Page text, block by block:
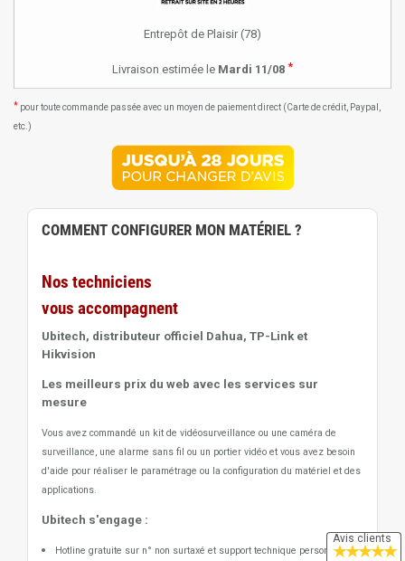
Entrepôt de Plaisir (78)
Livraison estimée le Mardi 11/08 *
* pour toute commande passée avec un moyen de paiement direct (Carte de crédit, Paypal,
etc.)
COMMENT CONFIGURER MON MATÉRIEL ?
Nos techniciens
vous accompagnent
Ubitech, distributeur officiel Dahua, TP-Link et
Hikvision
Les meilleurs prix du web avec les services sur
mesure
Vous avez commandé un kit de vidéosurveillance ou une caméra de
surveillance, une alarme sans fil ou un portier vidéo et vous avez besoin
d'aide pour réaliser le paramétrage ou la configuration du matériel et des
applications.
Ubitech s'engage :
Hotline gratuite sur n° non surtaxé et support technique personnalisé
Avis clients
★★★★★